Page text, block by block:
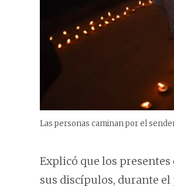
Las personas caminan por el
Explicó que los presentes
sus discípulos, durante el